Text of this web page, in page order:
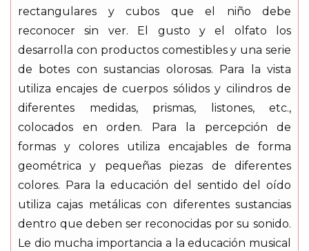
rectangulares y cubos que el niño debe
reconocer sin ver. El gusto y el olfato los
desarrolla con productos comestibles y una serie
de botes con sustancias olorosas. Para la vista
utiliza encajes de cuerpos sólidos y cilindros de
diferentes medidas, prismas, listones, etc.,
colocados en orden. Para la percepción de
formas y colores utiliza encajables de forma
geométrica y pequeñas piezas de diferentes
colores. Para la educación del sentido del oído
utiliza cajas metálicas con diferentes sustancias
dentro que deben ser reconocidas por su sonido.
Le dio mucha importancia a la educación musical